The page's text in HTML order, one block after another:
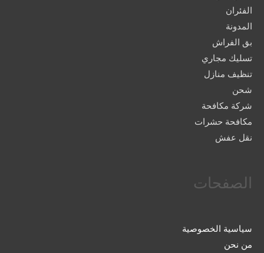
الفئران
المدونة
بق الفراش
تسليك مجاري
تنظيف منازل
شحن
شركة مكافحة
مكافحة حشرات
نقل عفش
الصفحات
سياسية الخصوصية
من نحن